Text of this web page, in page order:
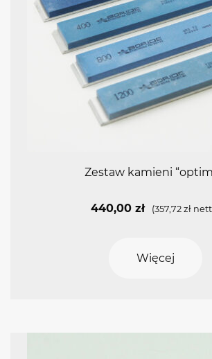
Zestaw kamieni
440,00 zł (357,72 zł
Więcej